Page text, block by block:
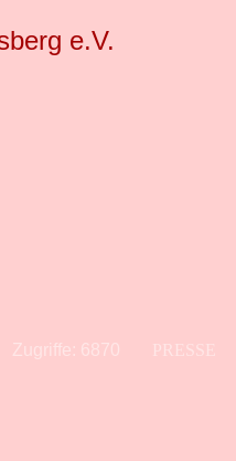
PRESSE
Zugriffe: 6870